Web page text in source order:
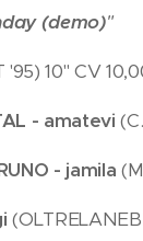
(demo)"
'95) 10" CV
- amatevi
- jamila